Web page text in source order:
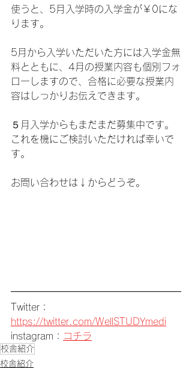
使うと、5月入学時の入学金が￥0にな
ります。
5月から入学いただいた方には入学金無
料とともに、4月の授業内容も個別フォ
ローしますので、合格に必要な授業内
容はしっかりお伝えできます。
５月入学からもまだまだ募集中です。
これを機にご検討いただければ幸いで
す。
お問い合わせは↓からどうぞ。
Twitter：
https://twitter.com/WellSTUDYmedi
instagram： コチラ
校舎紹介
校舎紹介